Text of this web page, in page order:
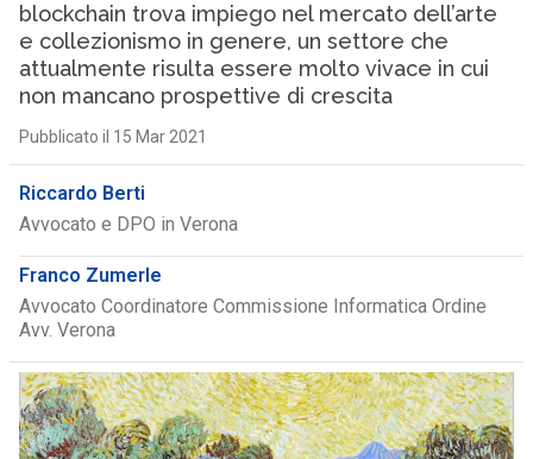
blockchain trova impiego nel mercato dell’arte
e collezionismo in genere, un settore che
attualmente risulta essere molto vivace in cui
non mancano prospettive di crescita
Pubblicato il 15 Mar 2021
Riccardo Berti
Avvocato e DPO in Verona
Franco Zumerle
Avvocato Coordinatore Commissione Informatica Ordine
Avv. Verona